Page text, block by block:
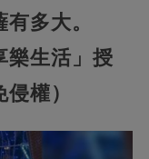
多大。
樂生活」授
權）